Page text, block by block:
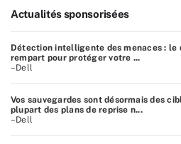
Actualités sponsorisées
Détection intelligente des menaces : le
rempart pour protéger votre ...
–Dell
Vos sauvegardes sont désormais des
plupart des plans de reprise n...
–Dell